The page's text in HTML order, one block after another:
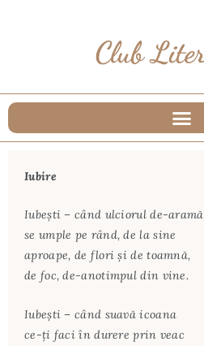
Iubire
Iubeşti – când ulciorul de-aramă
se umple pe rând, de la sine
aproape, de flori şi de toamnă,
de foc, de-anotimpul din vine.
Iubeşti – când suavă icoana
ce-ţi faci în durere prin veac